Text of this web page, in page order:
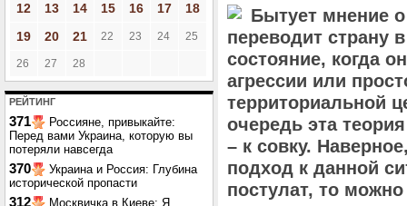
12
13 14 15 16 17
18
19
20 21 22 23 24 25
26 27 28
РЕЙТИНГ
371
Россияне, привыкайте:
Перед вами Украина, которую вы
потеряли навсегда
370
Украина и Россия: Глубина
исторической пропасти
312
Москвичка в Киеве: Я
Бытует мнение
переводит страну
состояние, когда
агрессии или
территориальной
очередь эта
– к совку.
подход к данной
постулат, то